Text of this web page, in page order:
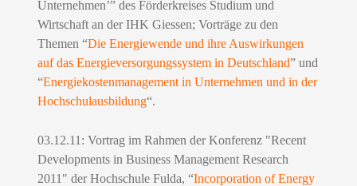
Unternehmen’” des Förderkreises Studium und
Wirtschaft an der IHK Giessen; Vorträge zu den
Themen “Die Energiewende und ihre Auswirkungen
auf das Energieversorgungssystem in Deutschland” und
“Energiekostenmanagement in Unternehmen und in der
Hochschulausbildung“.
03.12.11: Vortrag im Rahmen der Konferenz "Recent
Developments in Business Management Research
2011" der Hochschule Fulda, “Incorporation of Energy